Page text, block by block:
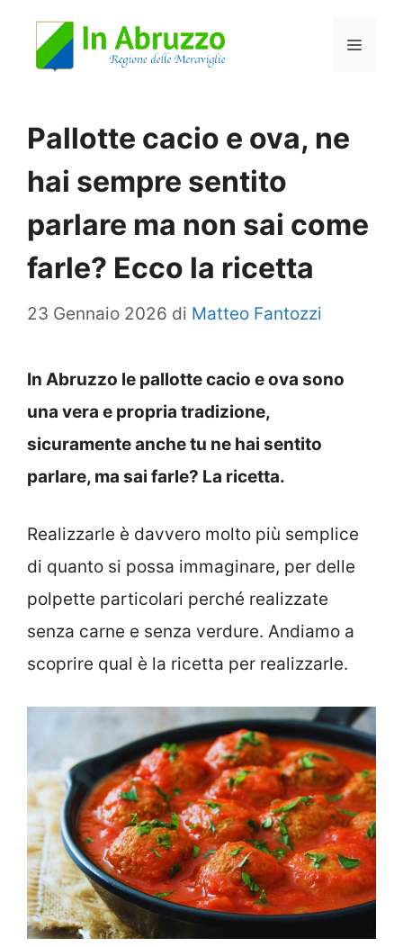
Menu
Pallotte cacio e ova, ne
hai sempre sentito
parlare ma non sai come
farle? Ecco la ricetta
23 Gennaio 2026 di Matteo Fantozzi
In Abruzzo le pallotte cacio e ova sono
una vera e propria tradizione,
sicuramente anche tu ne hai sentito
parlare, ma sai farle? La ricetta.
Realizzarle è davvero molto più semplice
di quanto si possa immaginare, per delle
polpette particolari perché realizzate
senza carne e senza verdure. Andiamo a
scoprire qual è la ricetta per realizzarle.